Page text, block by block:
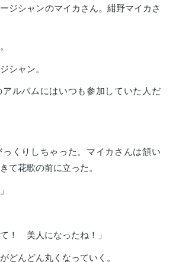
ージシャンのマイカさん。紺野マイカさ
シャン。
アルバムにはいつも参加していた人だ
くりしちゃった。マイカさんは頷い
て花歌の前に立った。
て！ 美人になったね！」
どんどん丸くなっていく。